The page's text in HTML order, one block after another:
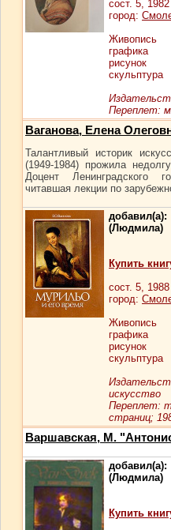
сост. 5,
город:
Живопись
графика
рисунок
скульптура
Переплет:
Ваганова, Елена
Талантливый историк
(1949-1984) прожила
Доцент Ленинградского
читавшая лекции по
добавил(а):
(Людмила)
Купить
сост. 5,
город:
Живопись
графика
рисунок
скульптура
искусство
Переплет:
страниц;
Варшавская, М.
добавил(а):
(Людмила)
Купить